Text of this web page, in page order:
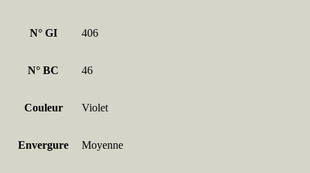
N° GI 406
N° BC 46
Couleur Violet
Envergure Moyenne